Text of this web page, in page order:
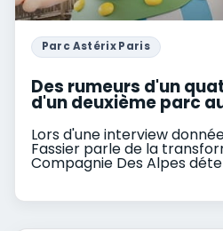
Parc Astérix Paris
Des rumeurs d'un
d'un deuxième parc
Lors d'une interview
Fassier parle de la
Compagnie Des Alpes